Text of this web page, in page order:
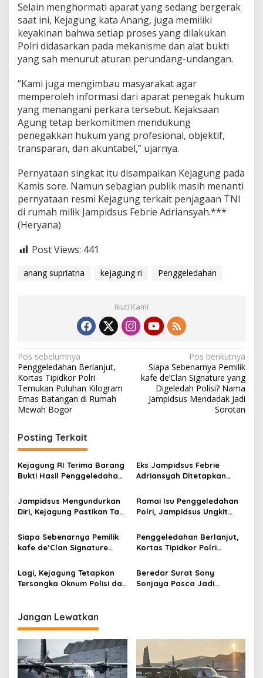
r
a
H
i
n
g
a
T
P
P
U
Selain menghormati aparat yang sedang bergerak
saat ini, Kejagung kata Anang, juga memiliki
keyakinan bahwa setiap proses yang dilakukan
Polri didasarkan pada mekanisme dan alat bukti
yang sah menurut aturan perundang-undangan.
“Kami juga mengimbau masyarakat agar
memperoleh informasi dari aparat penegak hukum
yang menangani perkara tersebut. Kejaksaan
Agung tetap berkomitmen mendukung
penegakkan hukum yang profesional, objektif,
transparan, dan akuntabel,” ujarnya.
Pernyataan singkat itu disampaikan Kejagung pada
Kamis sore. Namun sebagian publik masih menanti
pernyataan resmi Kejagung terkait penjagaan TNI
di rumah milik Jampidsus Febrie Adriansyah.***
(Heryana)
Post Views: 441
anang supriatna kejagung ri Penggeledahan
Ikuti Kami
N
a
v
i
a
s
i
o
Pos sebelumnya
Penggeledahan Berlanjut,
Kortas Tipidkor Polri
Temukan Puluhan Kilogram
Emas Batangan di Rumah
Mewah Bogor
Pos berikutnya
Siapa Sebenarnya Pemilik
kafe de’Clan Signature yang
Digeledah Polisi? Nama
Jampidsus Mendadak Jadi
Sorotan
Posting Terkait
Kejagung RI Terima Barang
Bukti Hasil Penggeledahan
Keaslian
Eks Jampidsus Febrie
Adriansyah Ditetapkan
Kejagung Rajut Kongsi
Jampidsus Mengundurkan
Diri, Kejagung Pastikan Tak
Hukum di Gedung Bundar
Ramai Isu Penggeledahan
Polri, Jampidsus Ungkit
Kejagung RI
Siapa Sebenarnya Pemilik
kafe de’Clan Signature
Nama Jampidsus
Mendadak Jadi Sorotan
Penggeledahan Berlanjut,
Kortas Tipidkor Polri
Emas Batangan di Rumah
Mewah Bogor
Lagi, Kejagung Tetapkan
Tersangka Oknum Polisi dan
Beredar Surat Sony
Sonjaya Pasca Jadi
Jangan Lewatkan